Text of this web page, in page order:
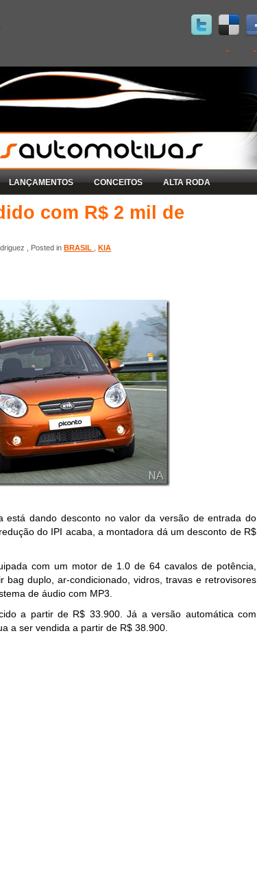
LANÇAMENTOS CONCEITOS ALTA RODA
com R$ 2 mil de
, Posted in BRASIL KIA
está dando desconto no valor da versão de entrada do
do IPI acaba, a montadora dá um desconto de R$
com um motor de 1.0 de 64 cavalos de potência,
bag duplo, ar-condicionado, vidros, travas e retrovisores
de áudio com MP3.
a partir de R$ 33.900. Já a versão automática com
a ser vendida a partir de R$ 38.900.